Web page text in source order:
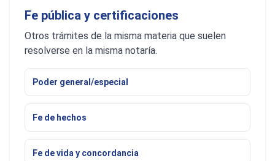
Fe pública y certificaciones
Otros trámites de la misma materia que suelen
resolverse en la misma notaría.
Poder general/especial
Fe de hechos
Fe de vida y concordancia